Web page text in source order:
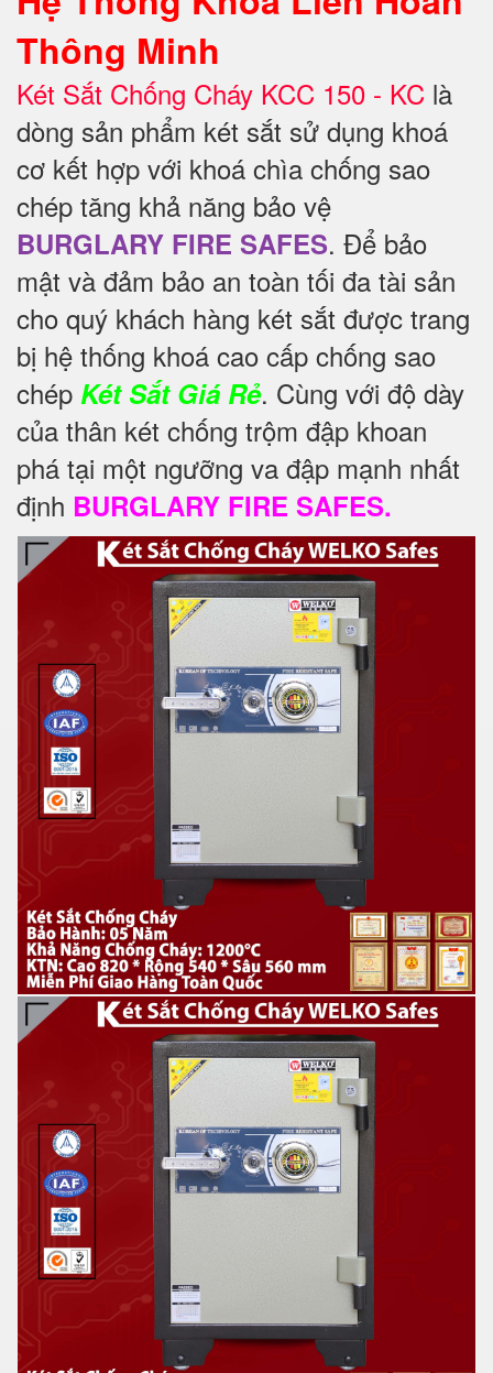
Thông Minh
Két Sắt Chống Cháy KCC 150 - KC là
dòng sản phẩm két sắt sử dụng khoá
cơ kết hợp với khoá chìa chống sao
chép tăng khả năng bảo vệ
BURGLARY FIRE SAFES. Để bảo
mật và đảm bảo an toàn tối đa tài sản
cho quý khách hàng két sắt được trang
bị hệ thống khoá cao cấp chống sao
chép Két Sắt Giá Rẻ. Cùng với độ dày
của thân két chống trộm đập khoan
phá tại một ngưỡng va đập mạnh nhất
định BURGLARY FIRE SAFES.